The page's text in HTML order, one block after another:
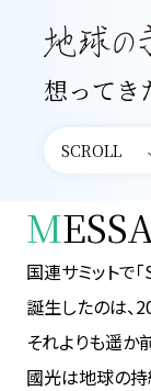
想ってき
SCROLL
M
国連サミットで「
誕生したのは、
それよりも遥か
國光は地球の